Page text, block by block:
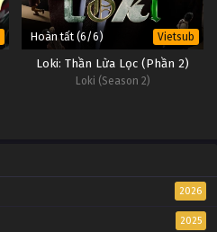
Hoàn tất (6/6) Vietsub
Loki: Thần Lừa Lọc (Phần 2)
Loki (Season 2)
2026
2025